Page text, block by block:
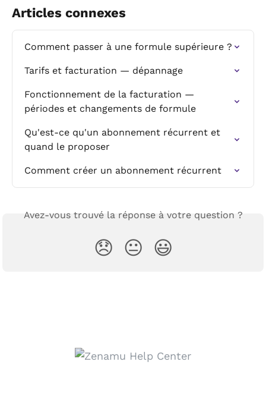
Articles connexes
Comment passer à une formule supérieure ?
Tarifs et facturation — dépannage
Fonctionnement de la facturation —
périodes et changements de formule
Qu'est-ce qu'un abonnement récurrent et
quand le proposer
Comment créer un abonnement récurrent
Avez-vous trouvé la réponse à votre question ?
😞 😐 😃